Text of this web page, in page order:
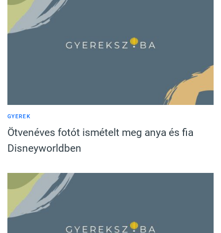
GYEREK
Ötvenéves fotót ismételt meg anya és fia
Disneyworldben